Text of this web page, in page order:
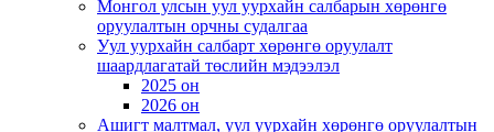
Монгол улсын уул уурхайн салбарын хөрөнгө
оруулалтын орчны судалгаа
Уул уурхайн салбарт хөрөнгө оруулалт
шаардлагатай төслийн мэдээлэл
2025 он
2026 он
Ашигт малтмал, уул уурхайн хөрөнгө оруулалтын